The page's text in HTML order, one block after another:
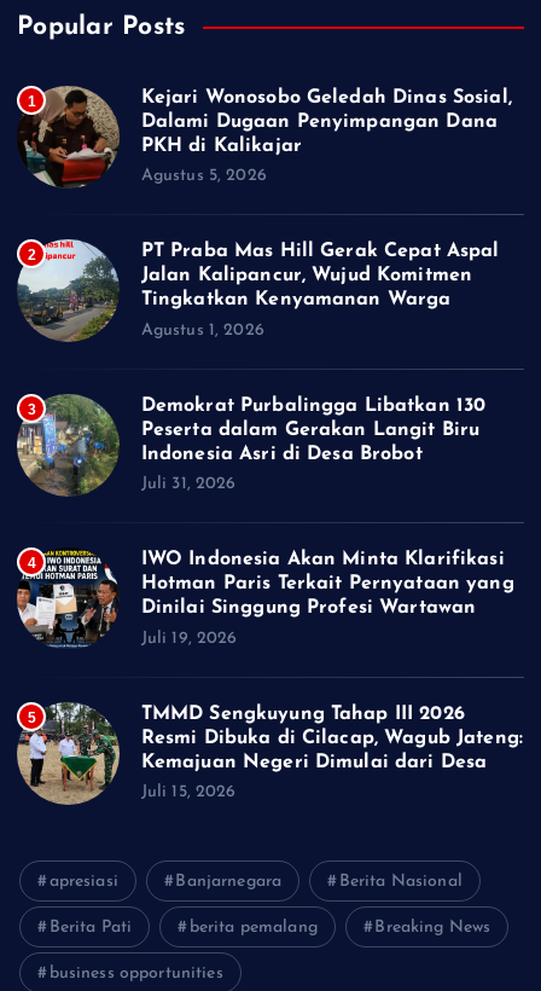
Popular Posts
1
Kejari Wonosobo Geledah Dinas Sosial,
Dalami Dugaan Penyimpangan Dana
PKH di Kalikajar
Agustus 5, 2026
2
PT Praba Mas Hill Gerak Cepat Aspal
Jalan Kalipancur, Wujud Komitmen
Tingkatkan Kenyamanan Warga
Agustus 1, 2026
3
Demokrat Purbalingga Libatkan 130
Peserta dalam Gerakan Langit Biru
Indonesia Asri di Desa Brobot
Juli 31, 2026
4
IWO Indonesia Akan Minta Klarifikasi
Hotman Paris Terkait Pernyataan yang
Dinilai Singgung Profesi Wartawan
Juli 19, 2026
5
TMMD Sengkuyung Tahap III 2026
Resmi Dibuka di Cilacap, Wagub Jateng:
Kemajuan Negeri Dimulai dari Desa
Juli 15, 2026
apresiasi Banjarnegara Berita Nasional
Berita Pati berita pemalang Breaking News
business opportunities